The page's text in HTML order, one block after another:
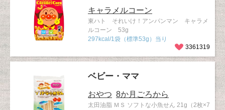
キャラメルコーン
東ハト それいけ！アンパンマン キャラメ
ルコーン 53g
297kcal/1袋（標準53g）当り
3361319
ベビー・ママ
おやつ 8か月ごろから
太田油脂 ＭＳ ソフトな小魚せん 21g（2枚×7